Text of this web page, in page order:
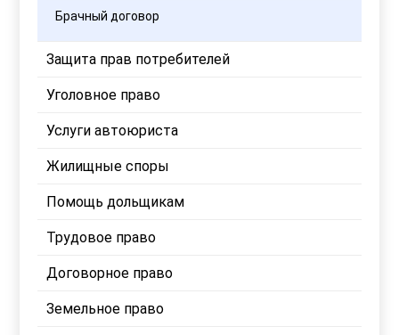
Брачный договор
Защита прав потребителей
Уголовное право
Услуги автоюриста
Жилищные споры
Помощь дольщикам
Трудовое право
Договорное право
Земельное право